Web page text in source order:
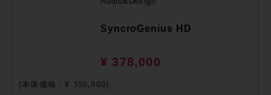
SyncroGenius HD
¥ 378,000
(本体価格：¥ 350,000)